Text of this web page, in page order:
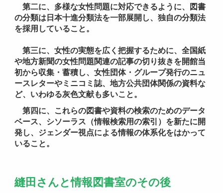
第二に、多様な女性問題に対応できるように、図書
の分類は日本十進分類法を一部展開し、独自の分類法
を採用していること。
第三に、女性の実態を広く把握するために、全国紙
や地方新聞の女性問題関連の記事の切り抜きを開館当
初から収集・蓄積し、女性団体・グループ発行のニュ
ースレターやミニコミ誌、地方公共団体関係の資料な
ど、いわゆる灰色文献も多いこと。
第四に、これらの図書や資料の検索のためのデータ
ベース、シソーラス（情報検索用の索引）を新たに開
発し、ジェンダー視点による情報の体系化をはかって
いること。
縫田さんと情報図書室のその後